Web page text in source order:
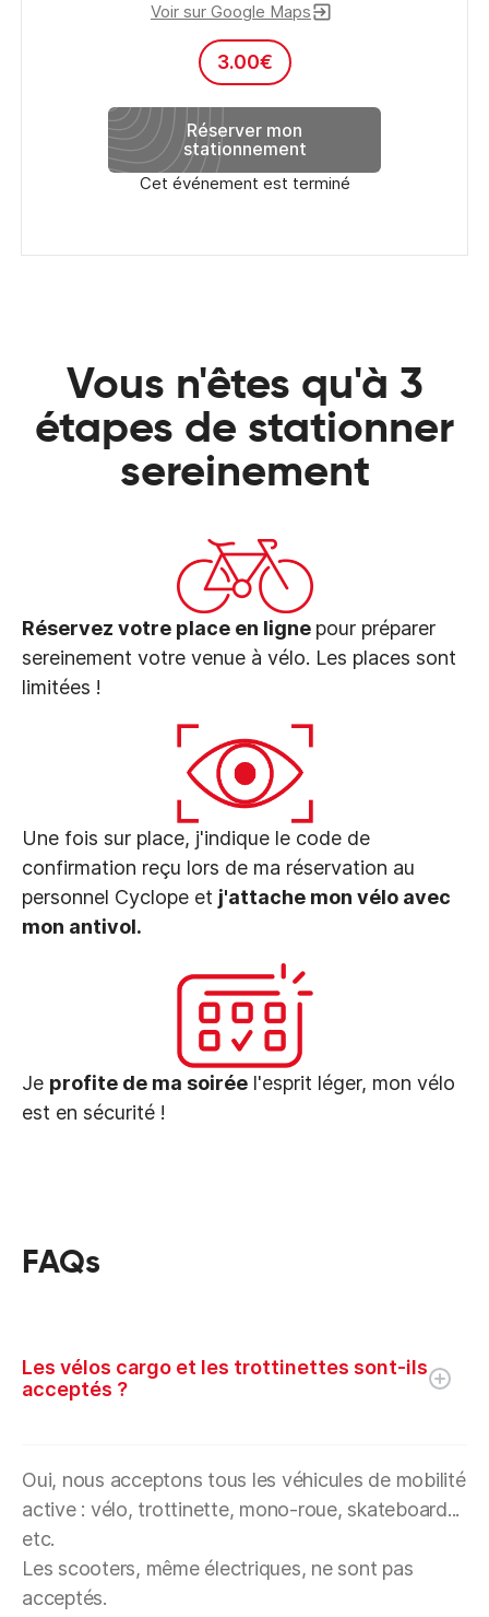
Voir sur Google Mapsexit_to_app
3.00€
Réserver mon
stationnement
Cet événement est terminé
Vous n'êtes qu'à 3
étapes de stationner
sereinement
Réservez votre place en ligne pour préparer
sereinement votre venue à vélo. Les places sont
limitées !
Une fois sur place, j'indique le code de
confirmation reçu lors de ma réservation au
personnel Cyclope et j'attache mon vélo avec
mon antivol.
Je profite de ma soirée l'esprit léger, mon vélo
est en sécurité !
FAQs
Les vélos cargo et les trottinettes sont-ils
acceptés ?
Oui, nous acceptons tous les véhicules de mobilité
active : vélo, trottinette, mono-roue, skateboard...
etc.
Les scooters, même électriques, ne sont pas
acceptés.